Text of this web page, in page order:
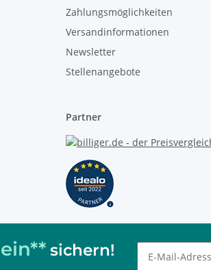
sichern!
Zahlungsmöglichkeiten
Versandinformationen
Newsletter
Stellenangebote
Partner